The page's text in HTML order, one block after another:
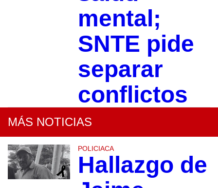
mental;
SNTE pide
separar
conflictos
MÁS NOTICIAS
POLICIACA
Hallazgo de